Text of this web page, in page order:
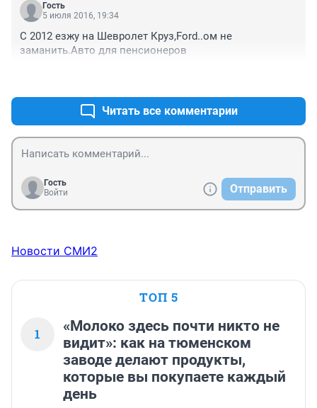
Гость
5 июля 2016, 19:34
С 2012 езжу на Шевролет Круз,Ford..ом не
заманить.Авто для пенсионеров
Читать все комментарии
Гость
Войти
Отправить
Новости СМИ2
ТОП 5
1
«Молоко здесь почти никто не
видит»: как на тюменском
заводе делают продукты,
которые вы покупаете каждый
день